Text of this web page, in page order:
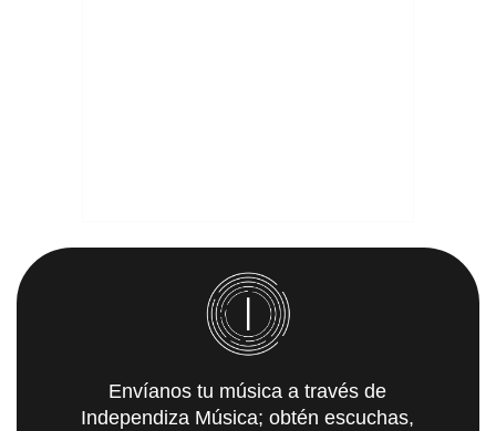
Envíanos tu música a través de
Independiza Música; obtén escuchas,